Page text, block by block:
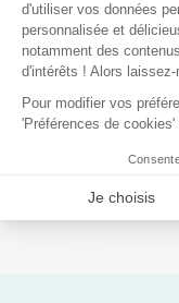
Le filtre à cartouche
un filtre à sable, et
facilement. Au fur et à
nettoyer l’intérieur à
efficacité.
d'utiliser vos données
personnalisée et
notamment des
d'intérêts ! Alors
Pour modifier vos
'Préférences de
Je choisis